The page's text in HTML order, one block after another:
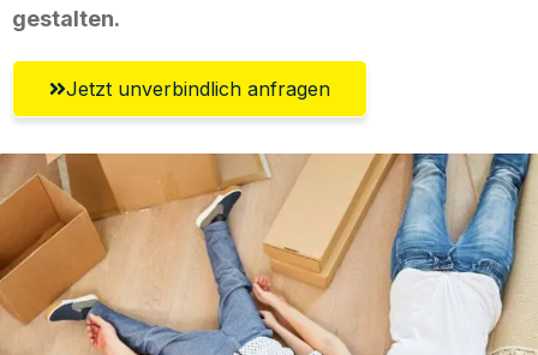
gestalten.
Jetzt unverbindlich anfragen